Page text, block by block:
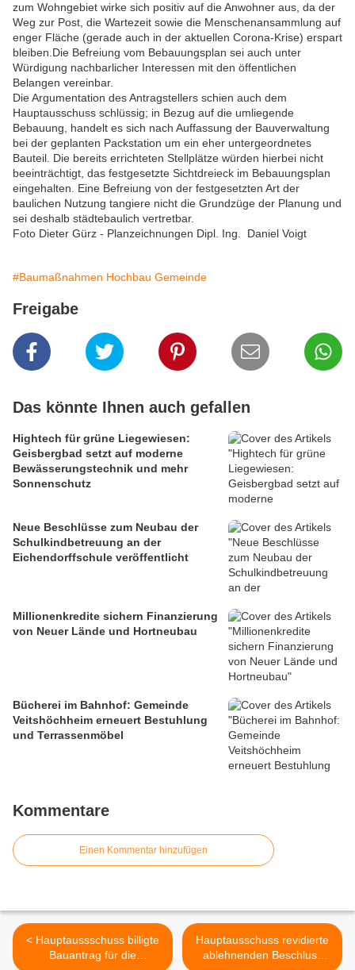
zum Wohngebiet wirke sich positiv auf die Anwohner aus, da der
Weg zur Post, die Wartezeit sowie die Menschenansammlung auf
enger Fläche (gerade auch in der aktuellen Corona-Krise) erspart
bleiben.Die Befreiung vom Bebauungsplan sei auch unter
Würdigung nachbarlicher Interessen mit den öffentlichen
Belangen vereinbar.
Die Argumentation des Antragstellers schien auch dem
Hauptausschuss schlüssig; in Bezug auf die umliegende
Bebauung, handelt es sich nach Auffassung der Bauverwaltung
bei der geplanten Packstation um ein eher untergeordnetes
Bauteil. Die bereits errichteten Stellplätze würden hierbei nicht
beeinträchtigt, das festgesetzte Sichtdreieck im Bebauungsplan
eingehalten. Eine Befreiung von der festgesetzten Art der
baulichen Nutzung tangiere nicht die Grundzüge der Planung und
sei deshalb städtebaulich vertretbar.
Foto Dieter Gürz - Planzeichnungen Dipl. Ing. Daniel Voigt
#Baumaßnahmen Hochbau Gemeinde
Freigabe
Das könnte Ihnen auch gefallen
Hightech für grüne Liegewiesen:
Geisbergbad setzt auf moderne
Bewässerungstechnik und mehr
Sonnenschutz
Neue Beschlüsse zum Neubau der
Schulkindbetreuung an der
Eichendorffschule veröffentlicht
Millionenkredite sichern Finanzierung
von Neuer Lände und Hortneubau
Bücherei im Bahnhof: Gemeinde
Veitshöchheim erneuert Bestuhlung
und Terrassenmöbel
Kommentare
Einen Kommentar hinzufügen
< Hauptaussschuss billigte
Bauantrag für die
Hauptausschuss revidierte
ablehnenden Beschluss